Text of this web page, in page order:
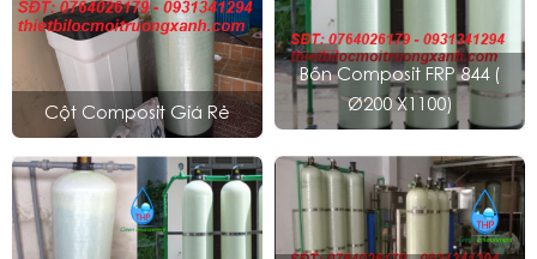
Cột Composit Giá Rẻ
Bồn Composit FRP 844 (
Ø200 X1100)